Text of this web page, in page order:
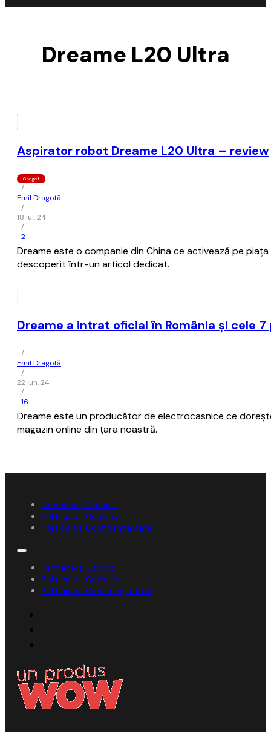
Dreame L20 Ultra
Aspirator robot Dreame L20 Ultra – review
Gadget
/
Emil Dragotă
/
18 iul. 24
/
2
Dreame este o companie din China ce activează pe
descoperit într-un articol dedicat.
Dreame a intrat oficial în România și cele
/
Emil Dragotă
/
22 iun. 24
/
16
Dreame este un producător de electrocasnice ce
magazin online din țara noastră.
Termene și Condiții
Politica de Cookies
Politica de Confidențialitate
Termene și Condiții
Politica de Cookies
Politica de Confidențialitate